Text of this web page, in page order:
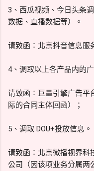
3、西瓜视频、今日头条
数据、直播数据等）。
请致函∶北京抖音信息服
4、调取以上各产品内的
请致函∶巨量引擎广告平
际的合同主体回函）；
5、调取 DOU+投放信息。
请致函∶北京微播视界科
公司（因该项业务分属两